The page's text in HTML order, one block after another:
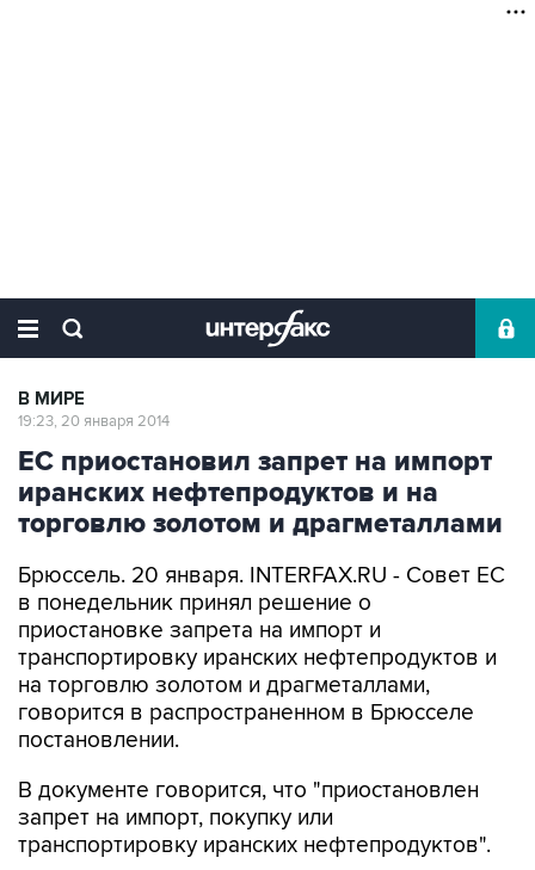
В МИРЕ
19:23, 20 января 2014
ЕС приостановил запрет на импорт
иранских нефтепродуктов и на
торговлю золотом и драгметаллами
Брюссель. 20 января. INTERFAX.RU - Совет ЕС
в понедельник принял решение о
приостановке запрета на импорт и
транспортировку иранских нефтепродуктов и
на торговлю золотом и драгметаллами,
говорится в распространенном в Брюсселе
постановлении.
В документе говорится, что "приостановлен
запрет на импорт, покупку или
транспортировку иранских нефтепродуктов".